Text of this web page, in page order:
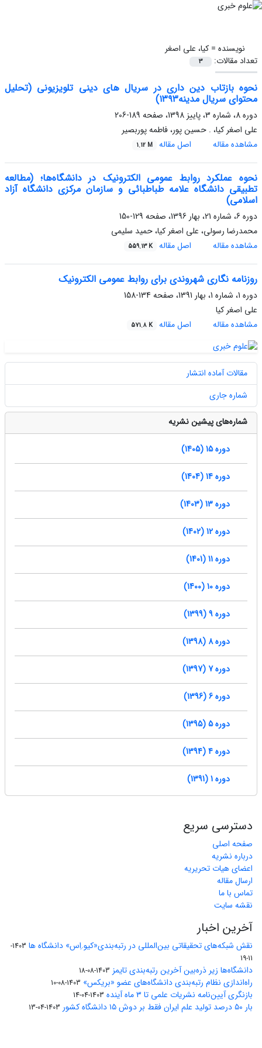
نویسنده =کیا، علی اصغر
تعداد مقالات:
3
نحوه بازتاب دین داری در سریال های دینی تلویزیونی (تحلیل
محتوای سریال مدینه۱۳۹۳)
دوره 8، شماره 3، پاییز 1398، صفحه
189-206
علی اصغر کیا، . حسین پور، فاطمه پوربصیر
مشاهده مقاله
اصل مقاله 1.12 M
نحوه عملکرد روابط عمومی الکترونیک در دانشگاه‌ها؛ (مطالعه
تطبیقی دانشگاه علامه طباطبائی و سازمان مرکزی دانشگاه آزاد
اسلامی)
دوره 6، شماره 21، بهار 1396، صفحه
129-150
محمدرضا رسولی، علی اصغر کیا، حمید سلیمی
مشاهده مقاله
اصل مقاله 559.13 K
روزنامه نگاری شهروندی برای روابط عمومی الکترونیک
دوره 1، شماره 1، بهار 1391، صفحه
134-158
علی اصغر کیا
مشاهده مقاله
اصل مقاله 571.8 K
مقالات آماده انتشار
شماره جاری
شماره‌های پیشین نشریه
دوره 15 (1405)
دوره 14 (1404)
دوره 13 (1403)
دوره 12 (1402)
دوره 11 (1401)
دوره 10 (1400)
دوره 9 (1399)
دوره 8 (1398)
دوره 7 (1397)
دوره 6 (1396)
دوره 5 (1395)
دوره 4 (1394)
دوره 1 (1391)
دسترسی سریع
صفحه اصلی
درباره نشریه
اعضای هیات تحریریه
ارسال مقاله
تماس با ما
نقشه سایت
آخرین اخبار
نقش شبکه‌های تحقیقاتی بین‌المللی در رتبه‌بندی«کیو.اِس» دانشگاه ها
1403-
11-19
دانشگاه‌ها زیر ذره‌بین آخرین رتبه‌بندی تایمز 1403-08-18
راه‌اندازی نظام رتبه‌بندی دانشگاه‌‌های عضو «بریکس» 1403-08-10
بازنگری آیین‌نامه نشریات علمی تا ۳ ماه آینده 1403-04-14
بار ۵۰ درصد تولید علم ایران فقط بر دوش ۱۵ دانشگاه کشور 1403-04-13